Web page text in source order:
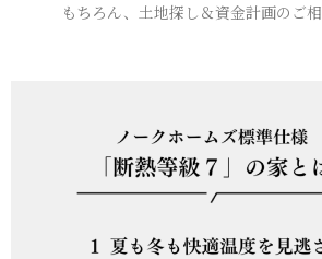
もちろん、土地探し＆資金計画のご